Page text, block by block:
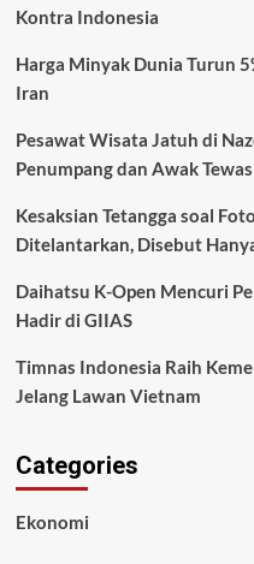
Kontra Indonesia
Harga Minyak Dunia Turun
Iran
Pesawat Wisata Jatuh di
Penumpang dan Awak Tewas
Kesaksian Tetangga soal
Ditelantarkan, Disebut
Daihatsu K-Open Mencuri
Hadir di GIIAS
Timnas Indonesia Raih
Jelang Lawan Vietnam
Categories
Ekonomi